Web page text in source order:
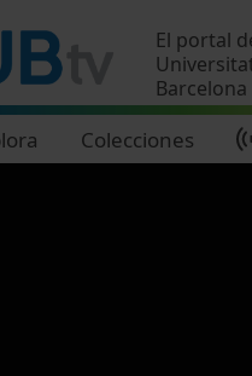
El portal
Barcelona
Colecciones